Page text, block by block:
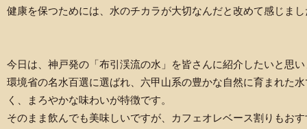
健康を保つためには、水のチカラが大切なんだと改めて感じま
今日は、神戸発の「布引渓流の水」を皆さんに紹介したいと思
環境省の名水百選に選ばれ、六甲山系の豊かな自然に育まれた
く、まろやかな味わいが特徴です。
そのまま飲んでも美味しいですが、カフェオレベース割りもお